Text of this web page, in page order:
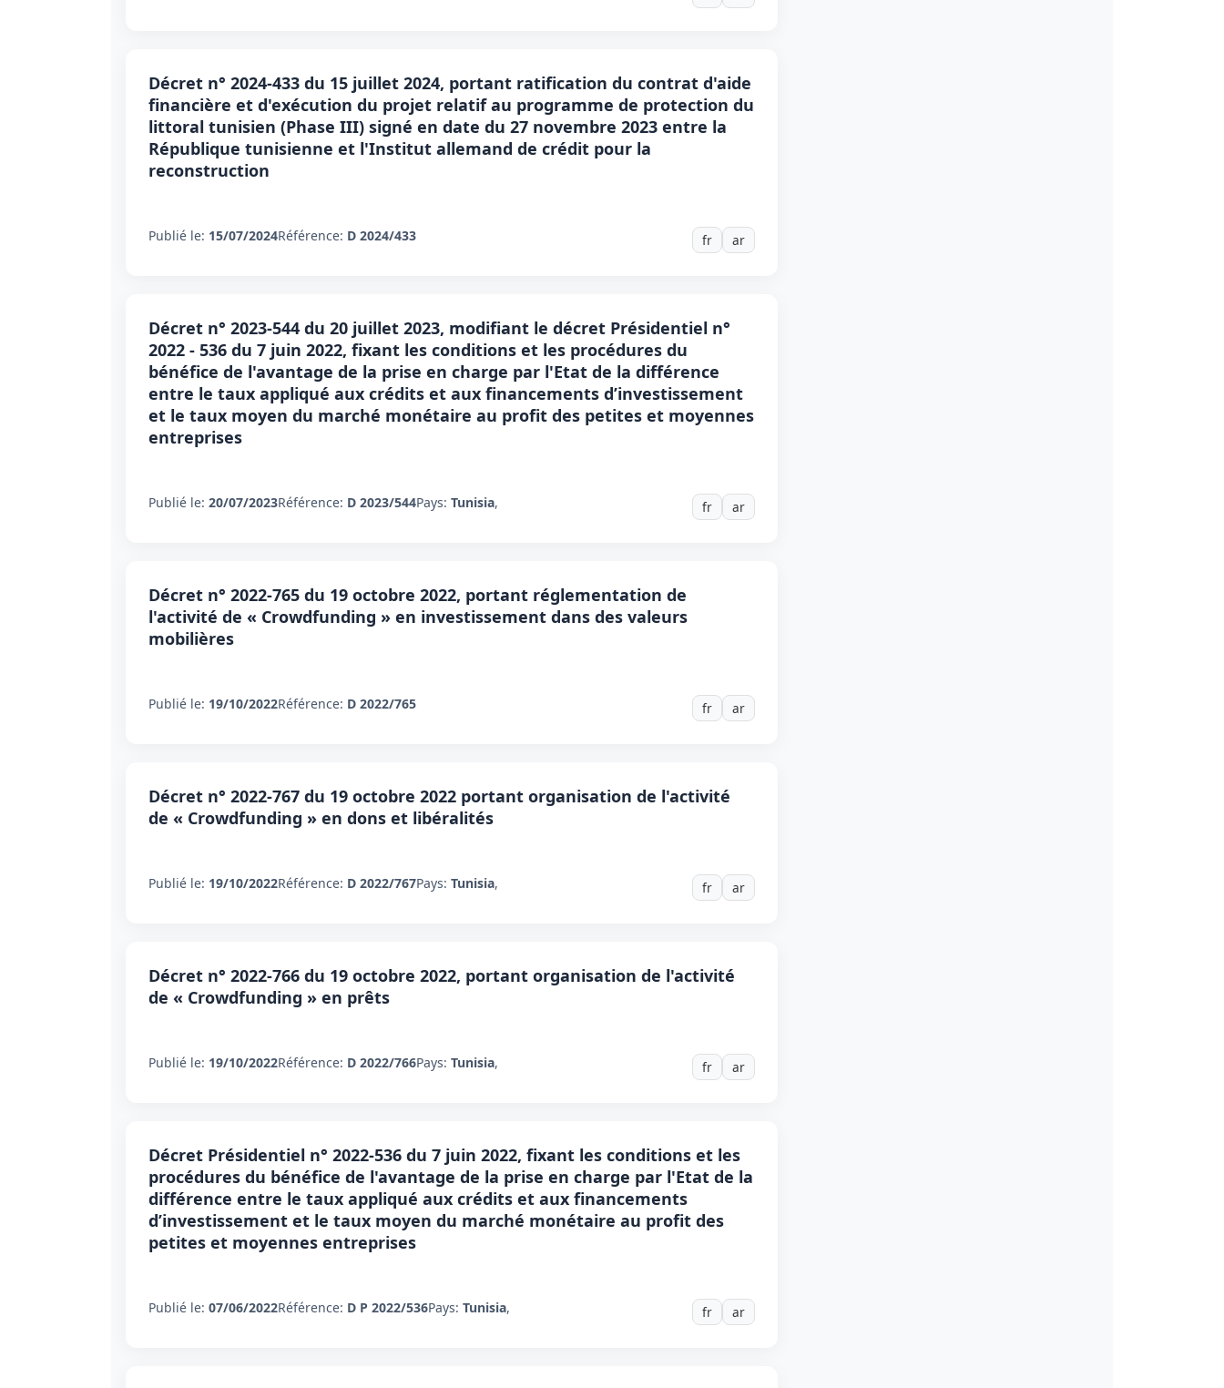
Décret n° 2024-433 du 15 juillet 2024, portant ratification du contrat d'aide
financière et d'exécution du projet relatif au programme de protection du
littoral tunisien (Phase III) signé en date du 27 novembre 2023 entre la
République tunisienne et l'Institut allemand de crédit pour la
reconstruction
Publié le: 15/07/2024Référence: D 2024/433 fr ar
Décret n° 2023-544 du 20 juillet 2023, modifiant le décret Présidentiel n°
2022 - 536 du 7 juin 2022, fixant les conditions et les procédures du
bénéfice de l'avantage de la prise en charge par l'Etat de la différence
entre le taux appliqué aux crédits et aux financements d’investissement
et le taux moyen du marché monétaire au profit des petites et moyennes
entreprises
Publié le: 20/07/2023Référence: D 2023/544Pays: Tunisia, fr ar
Décret n° 2022-765 du 19 octobre 2022, portant réglementation de
l'activité de « Crowdfunding » en investissement dans des valeurs
mobilières
Publié le: 19/10/2022Référence: D 2022/765 fr ar
Décret n° 2022-767 du 19 octobre 2022 portant organisation de l'activité
de « Crowdfunding » en dons et libéralités
Publié le: 19/10/2022Référence: D 2022/767Pays: Tunisia, fr ar
Décret n° 2022-766 du 19 octobre 2022, portant organisation de l'activité
de « Crowdfunding » en prêts
Publié le: 19/10/2022Référence: D 2022/766Pays: Tunisia, fr ar
Décret Présidentiel n° 2022-536 du 7 juin 2022, fixant les conditions et les
procédures du bénéfice de l'avantage de la prise en charge par l'Etat de la
différence entre le taux appliqué aux crédits et aux financements
d’investissement et le taux moyen du marché monétaire au profit des
petites et moyennes entreprises
Publié le: 07/06/2022Référence: D P 2022/536Pays: Tunisia, fr ar